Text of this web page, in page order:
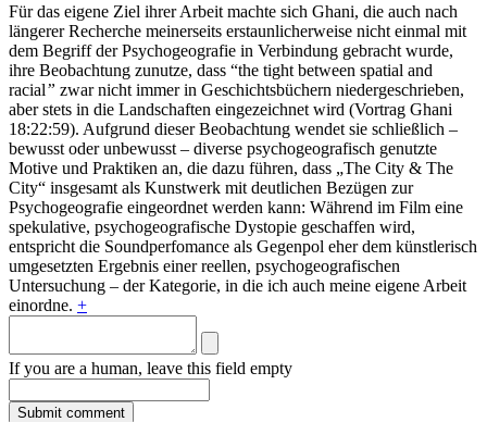
Für das eigene Ziel ihrer Arbeit machte sich Ghani, die auch nach
längerer Recherche meinerseits erstaunlicherweise nicht einmal mit
dem Begriff der Psychogeografie in Verbindung gebracht wurde,
ihre Beobachtung zunutze, dass “the tight between spatial and
racial” zwar nicht immer in Geschichtsbüchern niedergeschrieben,
aber stets in die Landschaften eingezeichnet wird (Vortrag Ghani
18:22:59). Aufgrund dieser Beobachtung wendet sie schließlich –
bewusst oder unbewusst – diverse psychogeografisch genutzte
Motive und Praktiken an, die dazu führen, dass „The City & The
City“ insgesamt als Kunstwerk mit deutlichen Bezügen zur
Psychogeografie eingeordnet werden kann: Während im Film eine
spekulative, psychogeografische Dystopie geschaffen wird,
entspricht die Soundperfomance als Gegenpol eher dem künstlerisch
umgesetzten Ergebnis einer reellen, psychogeografischen
Untersuchung – der Kategorie, in die ich auch meine eigene Arbeit
einordne. +
If you are a human, leave this field empty